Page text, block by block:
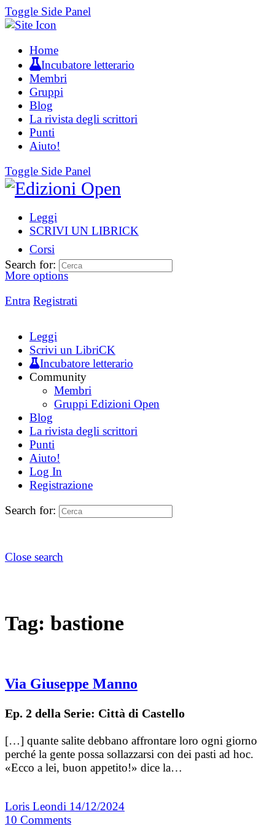
Toggle Side Panel
Home
Incubatore letterario
Membri
Gruppi
Blog
La rivista degli scrittori
Punti
Aiuto!
Toggle Side Panel
Leggi
SCRIVI UN LIBRICK
Corsi
More options
Entra Registrati
Search for:
Leggi
Scrivi un LibriCK
Incubatore letterario
Community
Membri
Gruppi Edizioni Open
Blog
La rivista degli scrittori
Punti
Aiuto!
Log In
Registrazione
Search for:
Close search
Tag: bastione
Via Giuseppe Manno
Ep. 2 della Serie: Città di Castello
[…] quante salite debbano affrontare loro ogni giorno
perché la gente possa sollazzarsi con dei pasti ad hoc.
«Ecco a lei, buon appetito!» dice la…
Loris Leondi 14/12/2024
10 Comments